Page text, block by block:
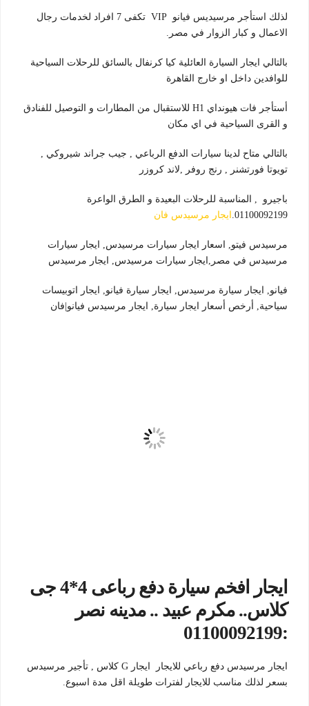
لذلك استأجر مرسيديس فيانو VIP تكفى 7 افراد لخدمات رجال
الاعمال و كبار الزوار في مصر.
بالتالي ايجار السيارة العائلية كيا كرنفال بالسائق للرحلات السياحية
للوافدين داخل او خارج القاهرة
أستأجر فات هيونداي H1 للاستقبال من المطارات و التوصيل للفنادق
و القرى السياحية في اي مكان
بالتالي متاح لدينا سيارات الدفع الرباعي , جيب جراند شيروكي ,
تويوتا فورتشنر , رنج روفر ,لاند كروزر
باجيرو , المناسبة للرحلات البعيدة و الطرق الواعرة
01100092199. ايجار مرسيدس فان
مرسيدس فيتو, اسعار ايجار سيارات مرسيدس, ايجار سيارات
مرسيدس في مصر,ايجار سيارات مرسيدس, ايجار مرسيدس
فيانو, ايجار سيارة مرسيدس, ايجار سيارة فيانو, ايجار اتوبيسات
سياحية, أرخص أسعار ايجار سيارة, ايجار مرسيدس فيانو|فان
ايجار افخم سيارة دفع رباعى 4*4 جى
كلاس.. مكرم عبيد .. مدينه نصر
:01100092199
ايجار مرسيدس دفع رباعي للايجار ايجار G كلاس , تأجير مرسيدس
بسعر لذلك مناسب للايجار لفترات طويلة اقل مدة اسبوع.